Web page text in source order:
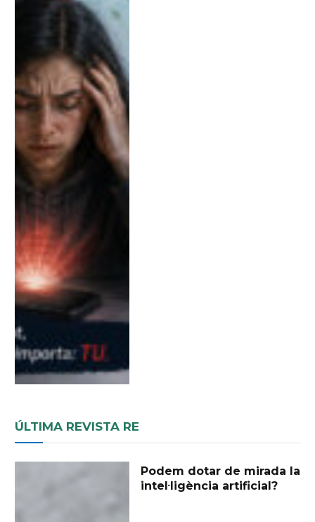
ÚLTIMA REVISTA RE
Podem dotar de mirada la
intel·ligència artificial?